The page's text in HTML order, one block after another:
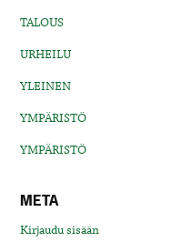
TALOUS
URHEILU
YLEINEN
YMPÄRISTÖ
YMPÄRISTÖ
META
Kirjaudu sisään